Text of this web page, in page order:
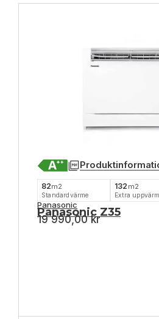
82m2
Standardvärme
132 m2
Extra
Panasonic
Panasonic Z35
19 990,00kr